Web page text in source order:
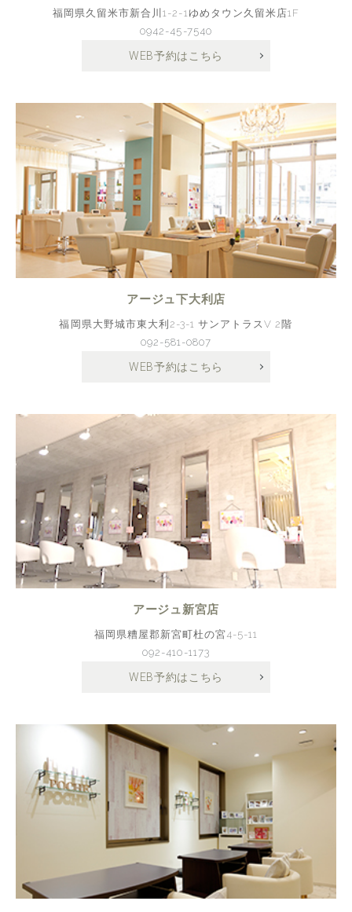
福岡県久留米市新合川1-2-1ゆめタウン久留米店1F
0942-45-7540
WEB予約はこちら
アージュ下大利店
福岡県大野城市東大利2-3-1 サンアトラスV 2階
092-581-0807
WEB予約はこちら
アージュ新宮店
福岡県糟屋郡新宮町杜の宮4-5-11
092-410-1173
WEB予約はこちら